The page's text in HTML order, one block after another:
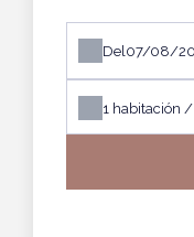
Del
1 habitación /